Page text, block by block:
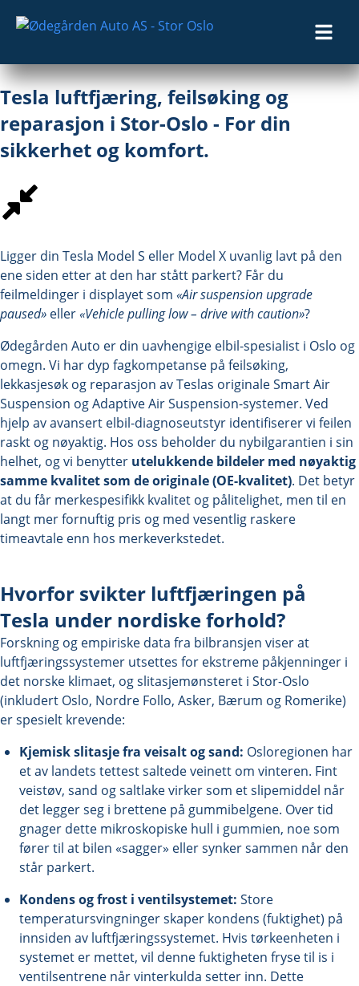
Tesla luftfjæring, feilsøking og
reparasjon i Stor-Oslo - For din
sikkerhet og komfort.
Ligger din Tesla Model S eller Model X uvanlig lavt på den
ene siden etter at den har stått parkert? Får du
feilmeldinger i displayet som «Air suspension upgrade
paused» eller«Vehicle pulling low – drive with caution»?
Ødegården Auto er din uavhengige elbil-spesialist i Oslo og
omegn. Vi har dyp fagkompetanse på feilsøking,
lekkasjesøk og reparasjon av Teslas originale Smart Air
Suspension og Adaptive Air Suspension-systemer. Ved
hjelp av avansert elbil-diagnoseutstyr identifiserer vi feilen
raskt og nøyaktig. Hos oss beholder du nybilgarantien i sin
helhet, og vi benytter utelukkende bildeler med nøyaktig
samme kvalitet som de originale (OE-kvalitet). Det betyr
at du får merkespesifikk kvalitet og pålitelighet, men til en
langt mer fornuftig pris og med vesentlig raskere
timeavtale enn hos merkeverkstedet.
Hvorfor svikter luftfjæringen på
Tesla under nordiske forhold?
Forskning og empiriske data fra bilbransjen viser at
luftfjæringssystemer utsettes for ekstreme påkjenninger i
det norske klimaet, og slitasjemønsteret i Stor-Oslo
(inkludert Oslo, Nordre Follo, Asker, Bærum og Romerike)
er spesielt krevende:
Kjemisk slitasje fra veisalt og sand: Osloregionen har
et av landets tettest saltede veinett om vinteren. Fint
veistøv, sand og saltlake virker som et slipemiddel når
det legger seg i brettene på gummibelgene. Over tid
gnager dette mikroskopiske hull i gummien, noe som
fører til at bilen «sagger» eller synker sammen når den
står parkert.
Kondens og frost i ventilsystemet: Store
temperatursvingninger skaper kondens (fuktighet) på
innsiden av luftfjæringssystemet. Hvis tørkeenheten i
systemet er mettet, vil denne fuktigheten fryse til is i
ventilsentrene når vinterkulda setter inn. Dette